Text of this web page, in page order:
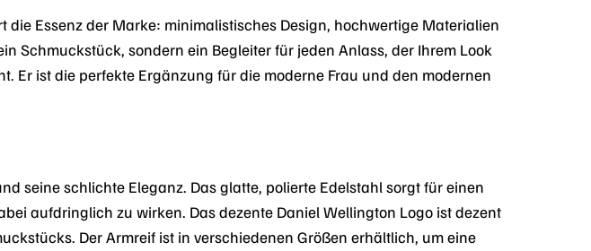
Essenz der Marke: minimalistisches Design, hochwertige Materialien
Schmuckstück, sondern ein Begleiter für jeden Anlass, der Ihrem Look
Er ist die perfekte Ergänzung für die moderne Frau und den modernen
seine schlichte Eleganz. Das glatte, polierte Edelstahl sorgt für einen
aufdringlich zu wirken. Das dezente Daniel Wellington Logo ist dezent
Der Armreif ist in verschiedenen Größen erhältlich, um eine